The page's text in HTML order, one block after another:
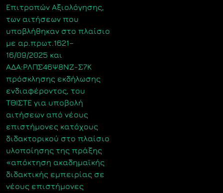
Επιτροπών Αξιολόγησης,
των αιτήσεων που
υποβλήθηκαν στο πλαίσιο
με αρ.πρωτ.1621–
16/09/2025 και
ΑΔΑ:ΡΛΠΣ46Ψ8ΝΖ-Σ7Κ
πρόσκλησης εκδήλωσης
ενδιαφέροντος, του
ΤΘΙΣΤΕ για υποβολή
αιτήσεων από νέους
επιστήμονες κατόχους
διδακτορικού στο πλαίσιο
υλοποίησης της πράξης
«απόκτηση ακαδημαϊκής
διδακτικής εμπειρίας σε
νέους επιστήμονες